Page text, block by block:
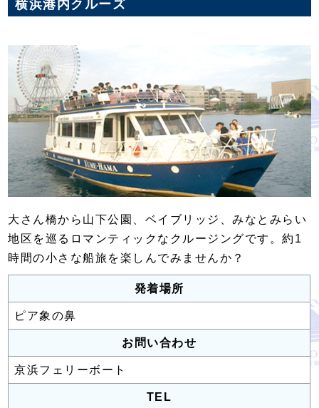
横浜港内クルーズ
大さん橋から山下公園、ベイブリッジ、みなとみらい
地区を巡るロマンティックなクルージングです。約1
時間の小さな船旅を楽しんでみませんか？
発着場所
ピア象の鼻
お問い合わせ
京浜フェリーボート
TEL